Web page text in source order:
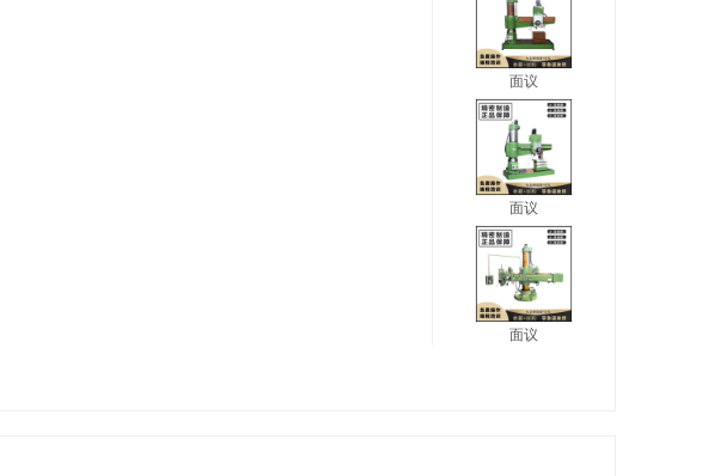
面议
面议
面议